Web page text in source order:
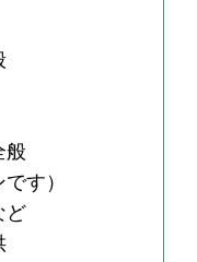
般
す）
ど